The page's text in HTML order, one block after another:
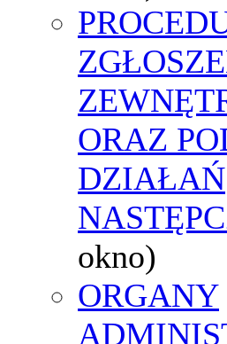
ORAZ
DZIAŁAŃ
okno)
ORGANY